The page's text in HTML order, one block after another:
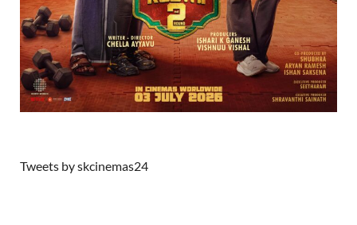
Tweets by skcinemas24